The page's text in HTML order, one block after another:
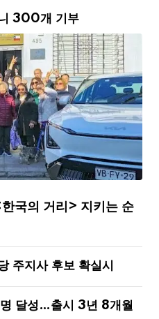
300개 기부
국의 거리> 지키는 순
주지사 후보 확실시
달성…출시 3년 8개월